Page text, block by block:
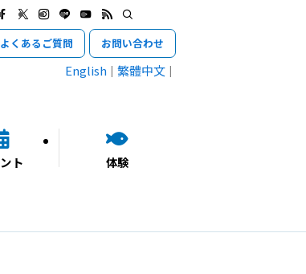
ト 体験
よくあるご質問 お問い合わせ
English 繁體中文